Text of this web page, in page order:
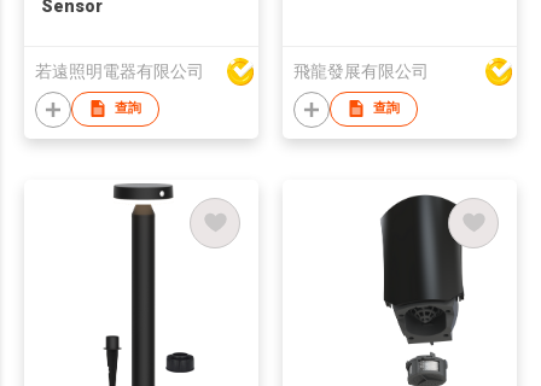
Sensor
若遠照明電器有限公司
查詢
飛龍發展有限公司
查詢